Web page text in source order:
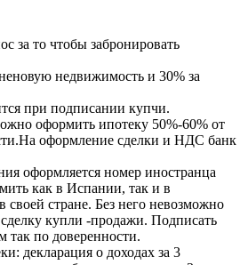
за то чтобы забронировать
недвижимость и 30% за
при подписании купчи.
оформить ипотеку 50%-60% от
оформление сделки и НДС банк
оформляется номер иностранца
как в Испании, так и в
своей стране. Без него невозможно
купли -продажи. Подписать
по доверенности.
декларация о доходах за 3